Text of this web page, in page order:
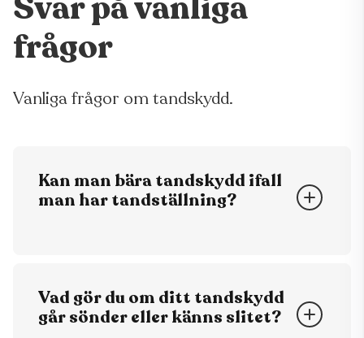
frågor
Vanliga frågor om tandskydd.
Kan man bära tandskydd ifall
man har tandställning?
Vad gör du om ditt tandskydd
går sönder eller känns slitet?